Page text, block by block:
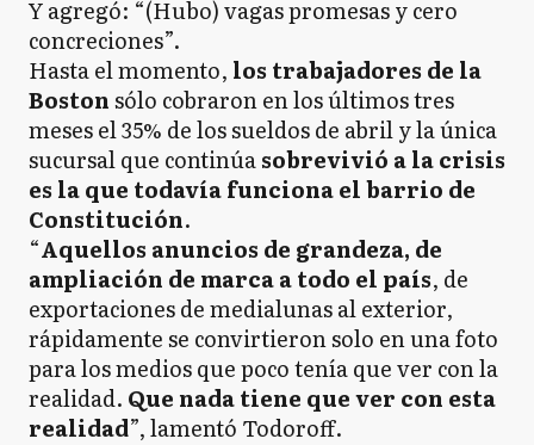
Y agregó: “(Hubo) vagas promesas y cero
concreciones”.
Hasta el momento, los trabajadores de la
Bostonsólo cobraron en los últimos tres
meses el 35% de los sueldos de abril y la única
sucursal que continúasobrevivió a la crisis
es la que todavía funciona el barrio de
Constitución.
“Aquellos anuncios de grandeza, de
ampliación de marca a todo el país, de
exportaciones de medialunas al exterior,
rápidamente se convirtieron solo en una foto
para los medios que poco tenía que ver con la
realidad. Que nada tiene que ver con esta
realidad”, lamentó Todoroff.